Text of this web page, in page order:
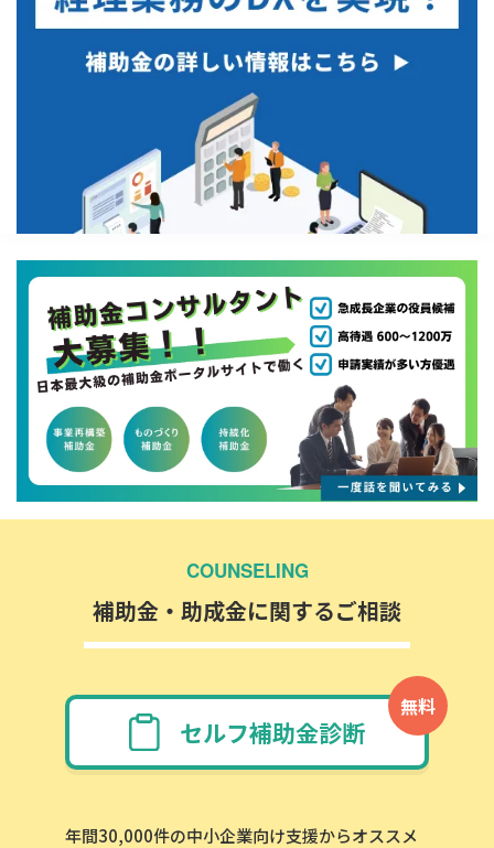
COUNSELING
補助金・助成金に関するご相談
無料
セルフ補助金診断
年間30,000件の中小企業向け支援からオススメ